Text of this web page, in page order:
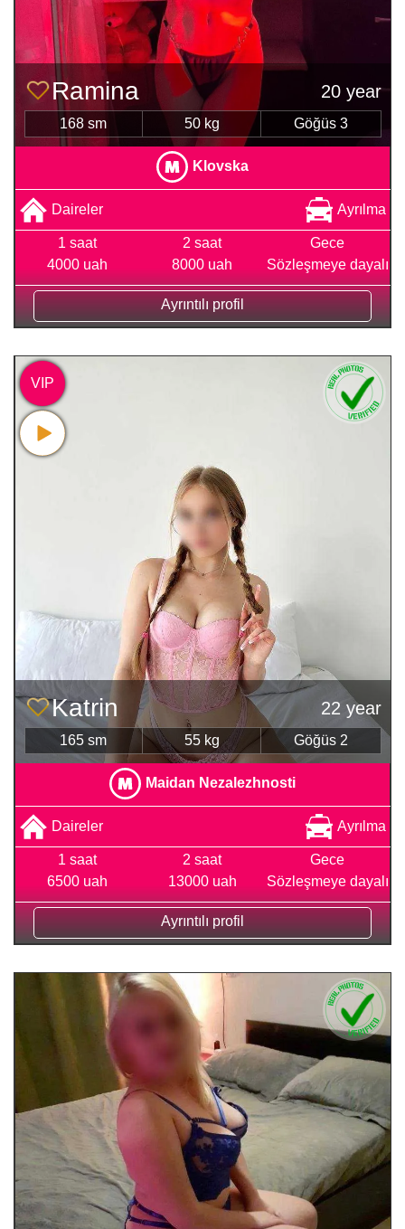
Ramina 20 year
168 sm 50 kg Göğüs 3
Klovska
Daireler Ayrılma
1 saat
4000 uah
2 saat
8000 uah
Gece
Sözleşmeye dayalı
Ayrıntılı profil
Katrin 22 year
165 sm 55 kg Göğüs 2
Maidan Nezalezhnosti
Daireler Ayrılma
1 saat
6500 uah
2 saat
13000 uah
Gece
Sözleşmeye dayalı
Ayrıntılı profil
VIP